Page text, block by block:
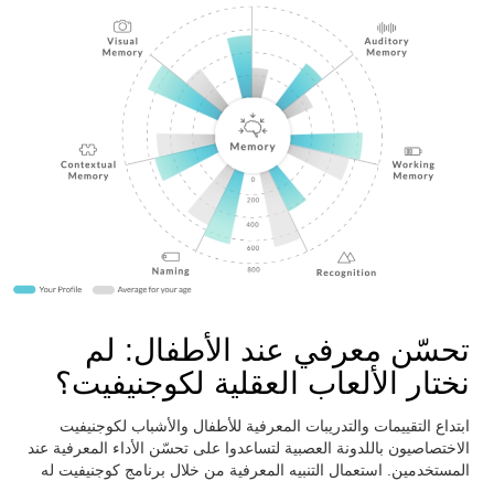
تحسّن معرفي عند الأطفال: لم
نختار الألعاب العقلية لكوجنيفيت؟
ابتداع التقييمات والتدريبات المعرفية للأطفال والأشباب لكوجنيفيت
الاختصاصيون باللدونة العصبية لتساعدوا على تحسّن الأداء المعرفية عند
المستخدمين. استعمال التنبيه المعرفية من خلال برنامج كوجنيفيت له